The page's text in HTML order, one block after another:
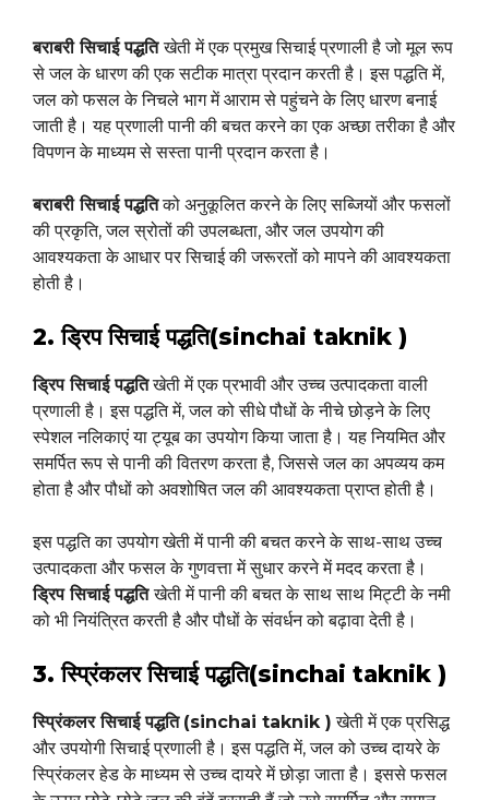
बराबरी सिचाई पद्धतिखेती में एक प्रमुख सिचाई प्रणाली है जो मूल रूप
से जल के धारण की एक सटीक मात्रा प्रदान करती है। इस पद्धति में,
जल को फसल के निचले भाग में आराम से पहुंचने के लिए धारण बनाई
जाती है। यह प्रणाली पानी की बचत करने का एक अच्छा तरीका है और
विपणन के माध्यम से सस्ता पानी प्रदान करता है।
बराबरी सिचाई पद्धतिको अनुकूलित करने के लिए सब्जियों और फसलों
की प्रकृति, जल स्रोतों की उपलब्धता, और जल उपयोग की
आवश्यकता के आधार पर सिचाई की जरूरतों को मापने की आवश्यकता
होती है।
2. ड्रिप सिचाई पद्धति(sinchai taknik )
ड्रिप सिचाई पद्धतिखेती में एक प्रभावी और उच्च उत्पादकता वाली
प्रणाली है। इस पद्धति में, जल को सीधे पौधों के नीचे छोड़ने के लिए
स्पेशल नलिकाएं या ट्यूब का उपयोग किया जाता है। यह नियमित और
समर्पित रूप से पानी की वितरण करता है, जिससे जल का अपव्यय कम
होता है और पौधों को अवशोषित जल की आवश्यकता प्राप्त होती है।
इस पद्धति का उपयोग खेती में पानी की बचत करने के साथ-साथ उच्च
उत्पादकता और फसल के गुणवत्ता में सुधार करने में मदद करता है।
ड्रिप सिचाई पद्धतिखेती में पानी की बचत के साथ साथ मिट्टी के नमी
को भी नियंत्रित करती है और पौधों के संवर्धन को बढ़ावा देती है।
3. स्प्रिंकलर सिचाई पद्धति(sinchai taknik )
स्प्रिंकलर सिचाई पद्धति (sinchai taknik ) खेती में एक प्रसिद्ध
और उपयोगी सिचाई प्रणाली है। इस पद्धति में, जल को उच्च दायरे के
स्प्रिंकलर हेड के माध्यम से उच्च दायरे में छोड़ा जाता है। इससे फसल